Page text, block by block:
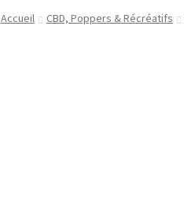
Accueil CBD, Poppers & Récréatifs